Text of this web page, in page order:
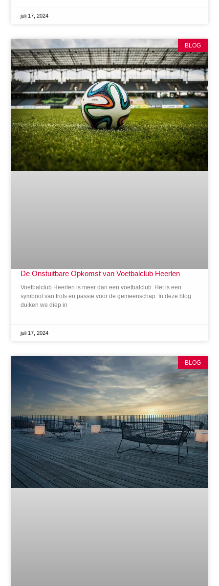
juli 17, 2024
BLOG
De Onstuitbare Opkomst van Voetbalclub Heerlen
Voetbalclub Heerlen is meer dan een voetbalclub. Het is een
symbool van trots en passie voor de gemeenschap. In deze blog
duiken we diep in
juli 17, 2024
BLOG